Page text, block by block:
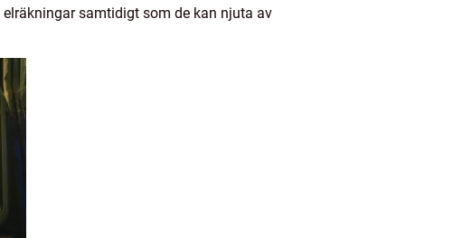
samtidigt som de kan njuta av